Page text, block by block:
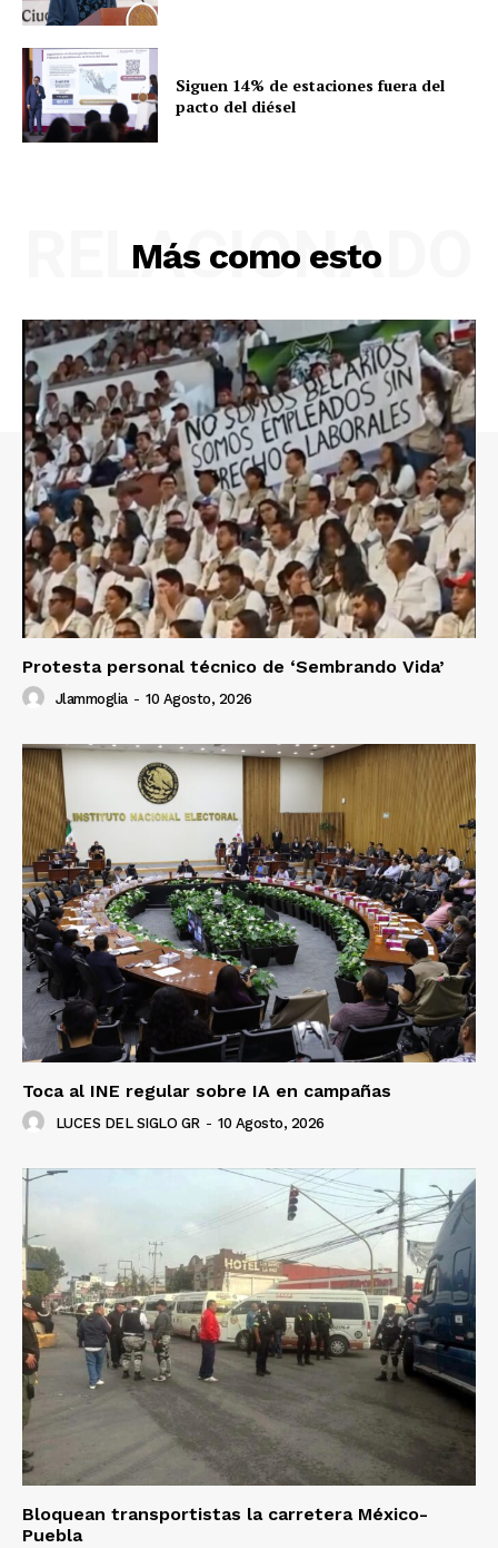
Siguen 14% de estaciones fuera del
pacto del diésel
Más como esto
RELACIONADO
Protesta personal técnico de ‘Sembrando Vida’
Jlammoglia - 10 Agosto, 2026
Toca al INE regular sobre IA en campañas
LUCES DEL SIGLO GR - 10 Agosto, 2026
Bloquean transportistas la carretera México-
Puebla